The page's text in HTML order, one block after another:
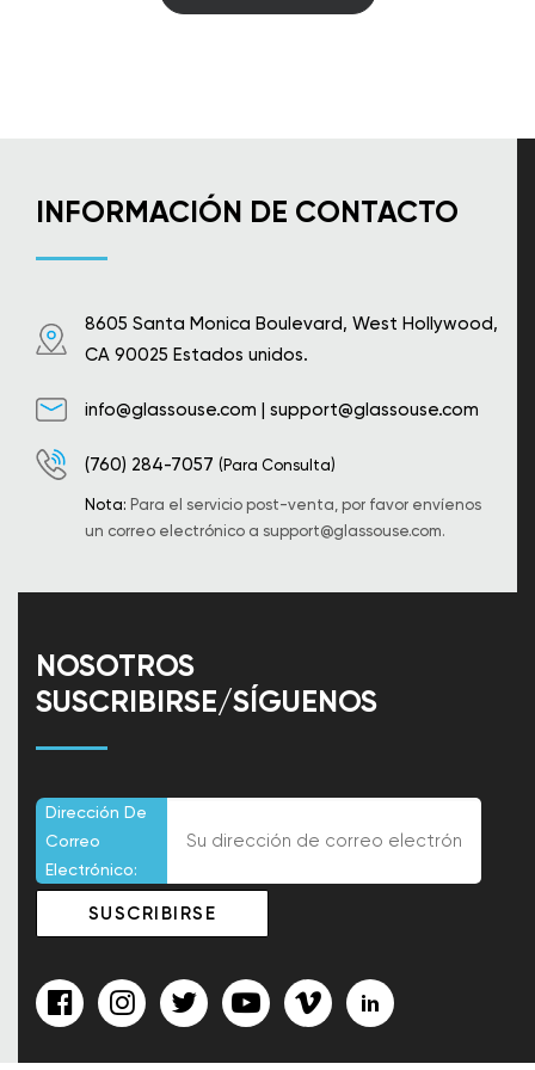
INFORMACIÓN DE CONTACTO
8605 Santa Monica Boulevard, West Hollywood,
CA 90025 Estados unidos.
info@glassouse.com | support@glassouse.com
(760) 284-7057 (Para Consulta)
Nota: Para el servicio post-venta, por favor envíenos
un correo electrónico a support@glassouse.com.
NOSOTROS
SUSCRIBIRSE/SÍGUENOS
Dirección De
Correo
Electrónico: